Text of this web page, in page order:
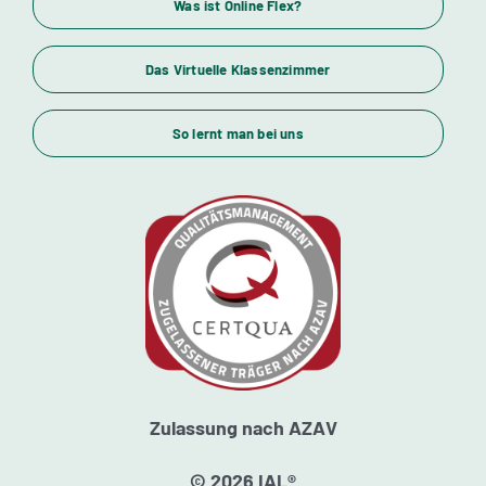
Themenübersicht
Standorte
Was ist Online Flex?
Das Virtuelle Klassenzimmer
So lernt man bei uns
Zulassung nach AZAV
© 2026 IAL®